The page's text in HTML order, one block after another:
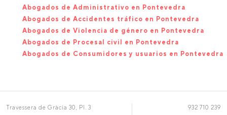
Abogados de Administrativo en Pontevedra
Abogados de Accidentes tráfico en Pontevedra
Abogados de Violencia de género en Pontevedra
Abogados de Procesal civil en Pontevedra
Abogados de Consumidores y usuarios en Pontevedra
Travessera de Gràcia 30, Pl. 3
932 710 239